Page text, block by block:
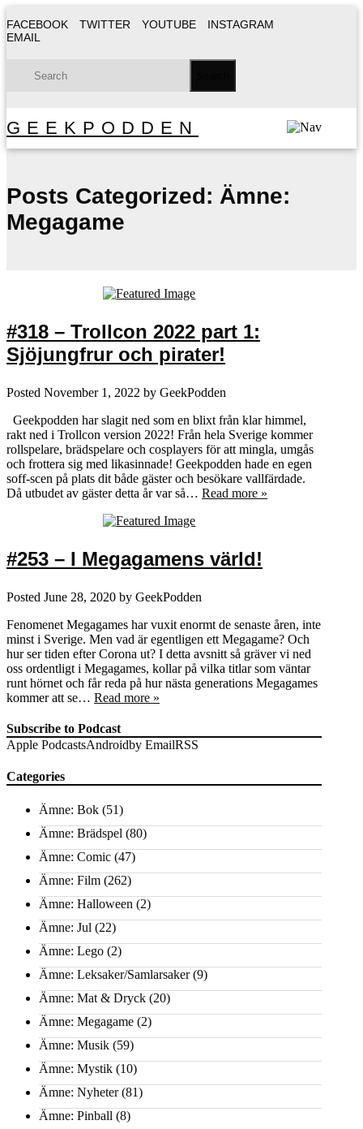
FACEBOOK TWITTER YOUTUBE
INSTAGRAM
EMAIL
GEEKPODDEN
Posts Categorized: Ämne:
Megagame
#318 – Trollcon 2022 part 1:
Sjöjungfrur och pirater!
Posted November 1, 2022 by GeekPodden
Geekpodden har slagit ned som en blixt från klar himmel,
rakt ned i Trollcon version 2022! Från hela Sverige kommer
rollspelare, brädspelare och cosplayers för att mingla, umgås
och frottera sig med likasinnade! Geekpodden hade en egen
soff-scen på plats dit både gäster och besökare vallfärdade.
Då utbudet av gäster detta år var så… Read more »
#253 – I Megagamens värld!
Posted June 28, 2020 by GeekPodden
Fenomenet Megagames har vuxit enormt de senaste åren, inte
minst i Sverige. Men vad är egentligen ett Megagame? Och
hur ser tiden efter Corona ut? I detta avsnitt så gräver vi ned
oss ordentligt i Megagames, kollar på vilka titlar som väntar
runt hörnet och får reda på hur nästa generations Megagames
kommer att se… Read more »
Subscribe to Podcast
Apple PodcastsAndroidby EmailRSS
Categories
Ämne: Bok (51)
Ämne: Brädspel (80)
Ämne: Comic (47)
Ämne: Film (262)
Ämne: Halloween (2)
Ämne: Jul (22)
Ämne: Lego (2)
Ämne: Leksaker/Samlarsaker(9)
Ämne: Mat & Dryck (20)
Ämne: Megagame (2)
Ämne: Musik (59)
Ämne: Mystik (10)
Ämne: Nyheter(81)
Ämne: Pinball (8)